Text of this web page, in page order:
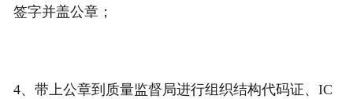
签字并盖公章；
4、带上公章到质量监督局进行组织结构代码证、IC